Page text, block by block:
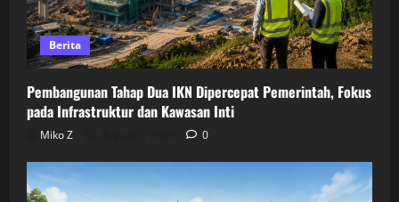
Berita
Pembangunan Tahap Dua IKN Dipercepat Pemerintah, Fokus
pada Infrastruktur dan Kawasan Inti
Miko Z 0